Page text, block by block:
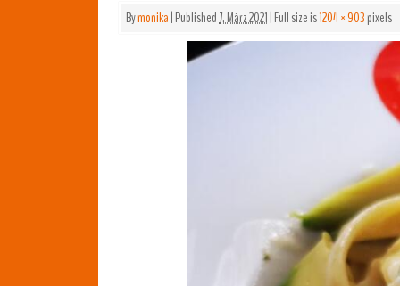
Bymonika|Published7. März 2021|Full size is1204 × 903pixels